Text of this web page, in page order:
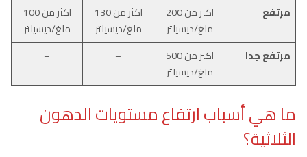
مرتفع
اكثر من 200
ملغ/ديسيلتر
اكثر من 130
ملغ/ديسيلتر
اكثر من 100
ملغ/ديسيلتر
مرتفع جدا
اكثر من 500
ملغ/ديسيلتر
–
–
ما هي أسباب ارتفاع مستويات الدهون
الثلاثية؟